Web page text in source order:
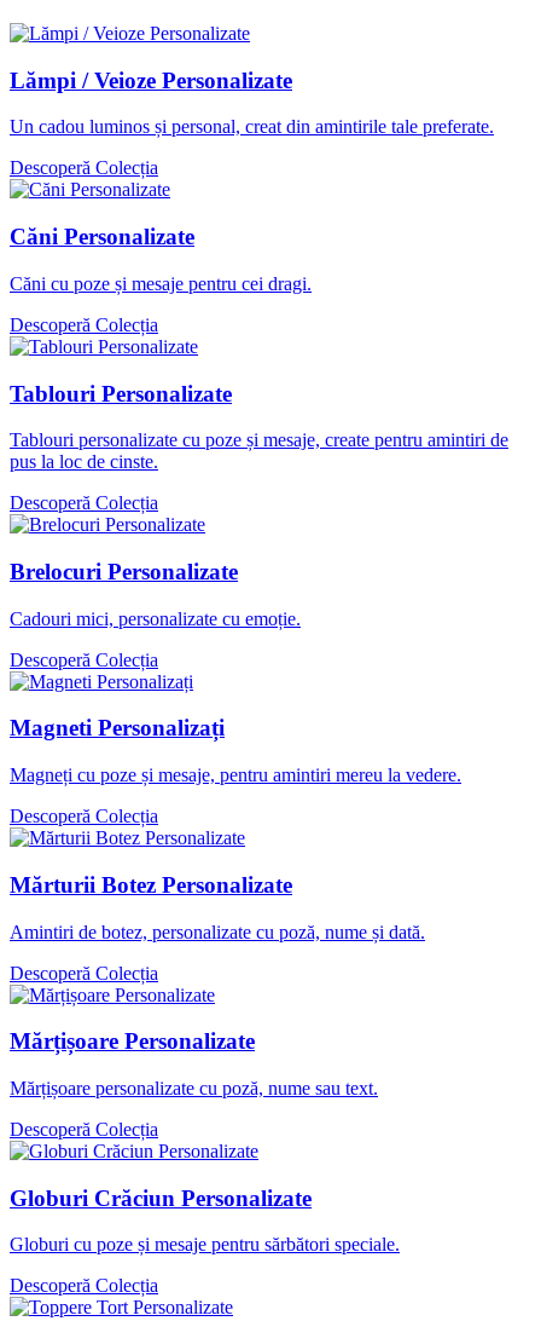
Lămpi / Veioze Personalizate
Un cadou luminos și personal, creat din amintirile tale preferate.
Descoperă Colecția
Căni Personalizate
Căni cu poze și mesaje pentru cei dragi.
Descoperă Colecția
Tablouri Personalizate
Tablouri personalizate cu poze și mesaje, create pentru amintiri de
pus la loc de cinste.
Descoperă Colecția
Brelocuri Personalizate
Cadouri mici, personalizate cu emoție.
Descoperă Colecția
Magneti Personalizați
Magneți cu poze și mesaje, pentru amintiri mereu la vedere.
Descoperă Colecția
Mărturii Botez Personalizate
Amintiri de botez, personalizate cu poză, nume și dată.
Descoperă Colecția
Mărțișoare Personalizate
Mărțișoare personalizate cu poză, nume sau text.
Descoperă Colecția
Globuri Crăciun Personalizate
Globuri cu poze și mesaje pentru sărbători speciale.
Descoperă Colecția